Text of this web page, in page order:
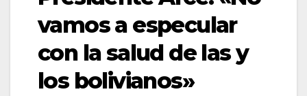
vamos a especular
con la salud de las y
los bolivianos»